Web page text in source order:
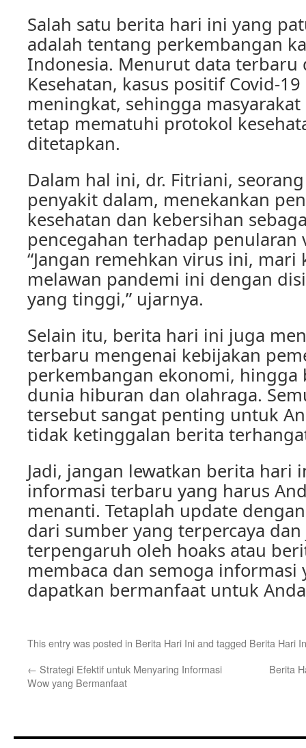
Salah satu berita hari ini yang
adalah tentang perkembangan
Indonesia. Menurut data terbaru
Kesehatan, kasus positif Covid-
meningkat, sehingga
tetap mematuhi protokol
ditetapkan.
Dalam hal ini, dr. Fitriani,
penyakit dalam, menekankan
kesehatan dan kebersihan
pencegahan terhadap penularan
“Jangan remehkan virus ini, mari
melawan pandemi ini dengan
yang tinggi,” ujarnya.
Selain itu, berita hari ini juga
terbaru mengenai kebijakan
perkembangan ekonomi,
dunia hiburan dan olahraga.
tersebut sangat penting untuk
tidak ketinggalan berita
Jadi, jangan lewatkan berita hari
informasi terbaru yang harus
menanti. Tetaplah update
dari sumber yang terpercaya
terpengaruh oleh hoaks atau
membaca dan semoga informasi
dapatkan bermanfaat untuk
This entry was posted in Berita Hari Iniand tagged Berita Hari
← Strategi Efektif untuk Menyaring Informasi
Wow yang Bermanfaat
Berita